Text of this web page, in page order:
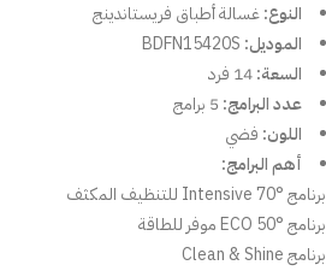
النوع:غسالة أطباق فريستاندينج
الموديل:
السعة:
عدد البرامج:
اللون: فضي
أهم البرامج:
برنامج Intensive 70° للتنظيف المكثف
برنامج ECO 50° موفر للطاقة
برنامج Clean & Shine